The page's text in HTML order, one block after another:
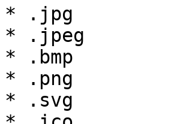
* .jpg
* .jpeg
* .bmp
* .png
* .svg